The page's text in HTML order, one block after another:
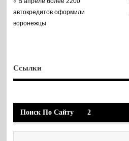
автокредитов оформили
воронежцы
Ссылки
Поиск По Сайту 2